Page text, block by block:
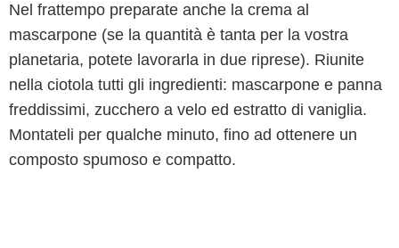
Nel frattempo preparate anche la crema al
mascarpone (se la quantità è tanta per la vostra
planetaria, potete lavorarla in due riprese). Riunite
nella ciotola tutti gli ingredienti: mascarpone e panna
freddissimi, zucchero a velo ed estratto di vaniglia.
Montateli per qualche minuto, fino ad ottenere un
composto spumoso e compatto.